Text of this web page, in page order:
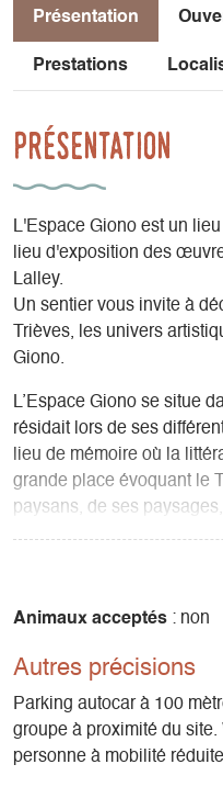
Présentation
Prestations
Présentation
L'Espace Giono est un
lieu d'exposition des
Lalley.
Un sentier vous invite à
Trièves, les univers
Giono.
L’Espace Giono se situe
résidait lors de ses
lieu de mémoire où la
grande place évoquant le
paysans, de ses
Edith Berger.
Le sentier Edith Berger-
dans le bourg et aux
paysages du Trièves, les
Edith Berger et de
Animaux acceptés : non
Autres précisions
Parking autocar à 100
groupe à proximité du
personne à mobilité